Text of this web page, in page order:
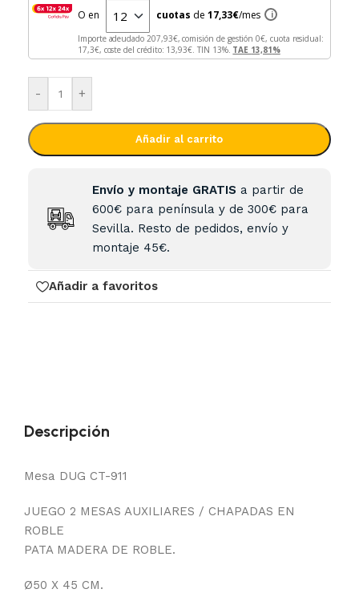
O en cuotas de 17,33€/mes i
Importe adeudado 207,93 €, comisión de gestión0
€, cuota residual:
17,3
€, coste del crédito: 13,93€. TIN 13%. TAE 13,81%
- +
Añadir al carrito
Envío y montaje GRATIS a partir de
600€ para península y de 300€ para
Sevilla. Resto de pedidos, envío y
montaje 45€.
Añadir a favoritos
Descripción
Mesa DUG CT-911
JUEGO 2 MESAS AUXILIARES / CHAPADAS EN
ROBLE
PATA MADERA DE ROBLE.
Ø50 X 45 CM.